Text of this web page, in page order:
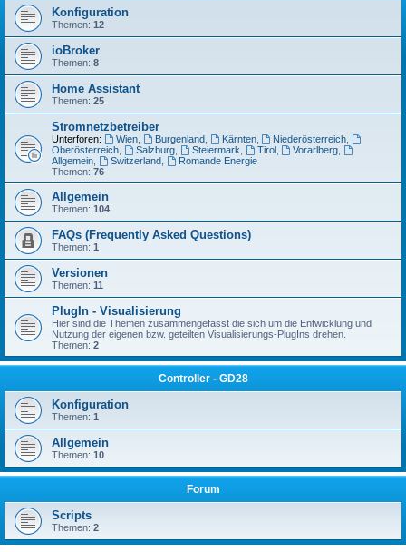
Konfiguration
Themen: 12
ioBroker
Themen: 8
Home Assistant
Themen: 25
Stromnetzbetreiber
Unterforen: Wien, Burgenland, Kärnten, Niederösterreich
Oberösterreich
Salzburg, Steiermark Tirol, Vorarlberg
Allgemein
Switzerland,
Romande Energie
Themen: 76
Allgemein
Themen: 104
FAQs (Frequently Asked Questions)
Themen: 1
Versionen
Themen: 11
PlugIn - Visualisierung
Hier sind die Themen zusammengefasst die sich um die Entwicklung und
Nutzung der eigenen bzw. geteilten Visualisierungs-PlugIns drehen.
Themen: 2
Controller - GD28
Konfiguration
Themen: 1
Allgemein
Themen: 10
Forum
Scripts
Themen: 2